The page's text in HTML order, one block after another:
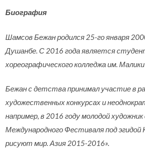
Биография
Шамсов Бежан родился 25-го января
Душанбе. С 2016 года является
хореографического колледжа им.
Бежан с детства принимал участие в
художественных конкурсах и
например, в 2016 году молодой
Международного Фестиваля под
рисуют мир. Азия 2015-2016».